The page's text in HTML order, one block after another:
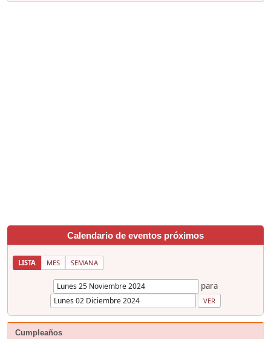
Calendario de eventos próximos
LISTA MES SEMANA
para
Cumpleaños